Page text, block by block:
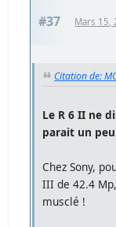
#37 Mars 15,
Citation de:
Le R 6 II ne
parait un
Chez Sony,
III de 42.4
musclé !